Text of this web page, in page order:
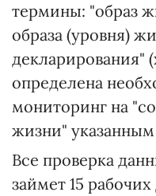
термины: "образ
образа (уровня)
декларирования"
определена
мониторинг на
жизни"
Все проверка
займет 15